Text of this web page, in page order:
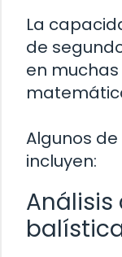
La
de
en
Algunos
incluyen: